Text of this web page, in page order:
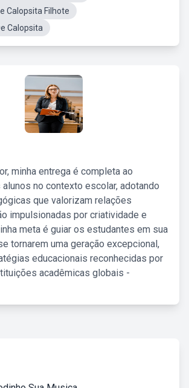
Calopsita Filhote
Calopsita
minha entrega é completa ao
no contexto escolar, adotando
que valorizam relações
impulsionadas por criatividade e
meta é guiar os estudantes em sua
tornarem uma geração excepcional,
educacionais reconhecidas por
acadêmicas globais -